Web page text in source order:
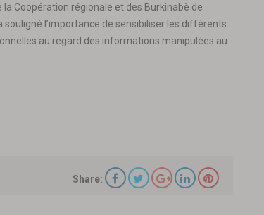
Coopération régionale et des Burkinabè de
souligné l’importance de sensibiliser les différents
au regard des informations manipulées au
Share: